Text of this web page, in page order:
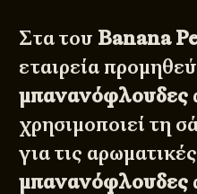
Στα του Banana
εταιρεία
μπανανόφλουδες
χρησιμοποιεί τη
για τις
μπανανόφλουδες